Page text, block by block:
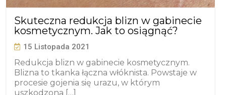
Skuteczna redukcja blizn w gabinecie
kosmetycznym. Jak to osiągnąć?
15 Listopada 2021
Redukcja blizn w gabinecie kosmetycznym.
Blizna to tkanka łączna włóknista. Powstaje w
procesie gojenia się urazu, w którym
uszkodzona […]